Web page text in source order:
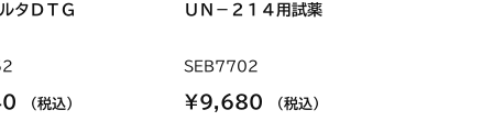
タＤＴＧ
（税込）
ＵＮ－２１４用試薬
SEB7702
¥9,680 （税込）